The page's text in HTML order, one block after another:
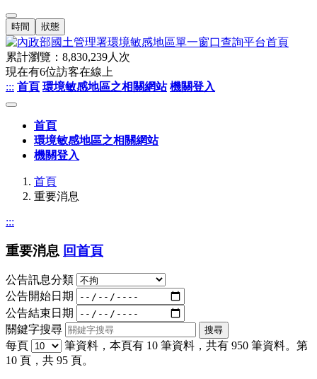
時間 狀態
累計瀏覽： 8,830,239人次
現在有6位訪客在線上
::: 首頁 環境敏感地區之相關網站 機關登入
首頁
環境敏感地區之相關網站
機關登入
首頁
重要消息
:::
重要消息 回首頁
公告訊息分類
公告開始日期
公告結束日期
關鍵字搜尋
每頁
筆資料，本頁有 10 筆資料，共有 950 筆資料。第
10 頁，共 95 頁。